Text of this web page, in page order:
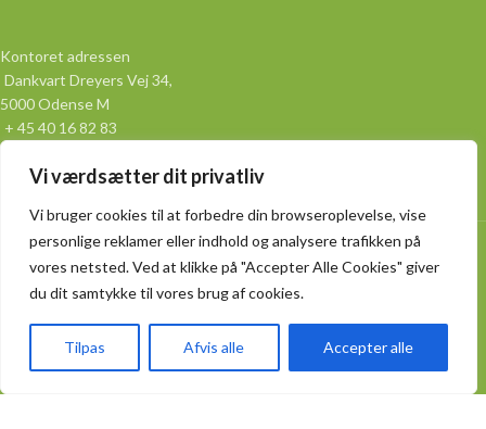
Vi værdsætter dit privatliv
Vi bruger cookies til at forbedre din browseroplevelse, vise
personlige reklamer eller indhold og analysere trafikken på
vores netsted. Ved at klikke på "Accepter Alle Cookies" giver
du dit samtykke til vores brug af cookies.
Tilpas Afvis alle Accepter alle
Kontoret adressen
Dankvart Dreyers Vej 34,
5000 Odense M
+ 45 40 16 82 83
info@spicybox.dk
Lager adressen
Slettensvej 55 hal.12 ,